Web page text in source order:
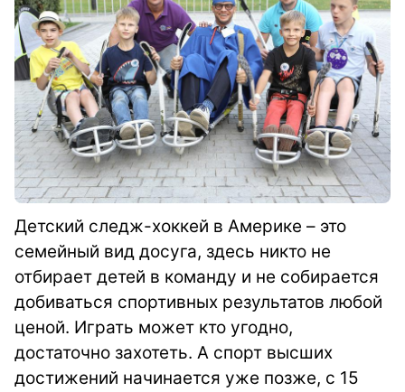
Детский следж-хоккей в Америке – это
семейный вид досуга, здесь никто не
отбирает детей в команду и не собирается
добиваться спортивных результатов любой
ценой. Играть может кто угодно,
достаточно захотеть. А спорт высших
достижений начинается уже позже, с 15